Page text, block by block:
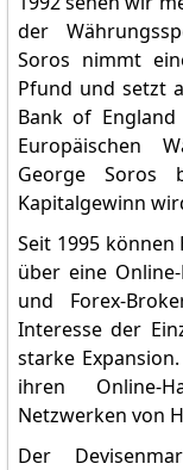
der
Soros nimmt
Pfund und setzt
Bank of
Europäischen
George Soros
Kapitalgewinn
Seit 1995
über eine
und Forex-
Interesse der
starke
ihren Online-
Netzwerken von
Der